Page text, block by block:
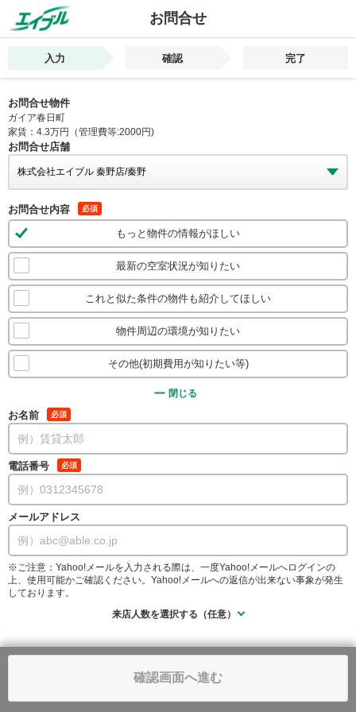
お問合せ
入力 確認 完了
お問合せ物件
ガイア春日町
家賃：4.3万円（管理費等:2000円)
お問合せ店舗
お問合せ内容 必須
もっと物件の情報がほしい
最新の空室状況が知りたい
これと似た条件の物件も紹介してほしい
物件周辺の環境が知りたい
その他(初期費用が知りたい等)
閉じる
お名前 必須
電話番号 必須
メールアドレス
※ご注意：Yahoo!メールを入力される際は、一度Yahoo!メールへログインの
上、使用可能かご確認ください。Yahoo!メールへの返信が出来ない事象が発生
しております。
来店人数を選択する（任意）
確認画面へ進む